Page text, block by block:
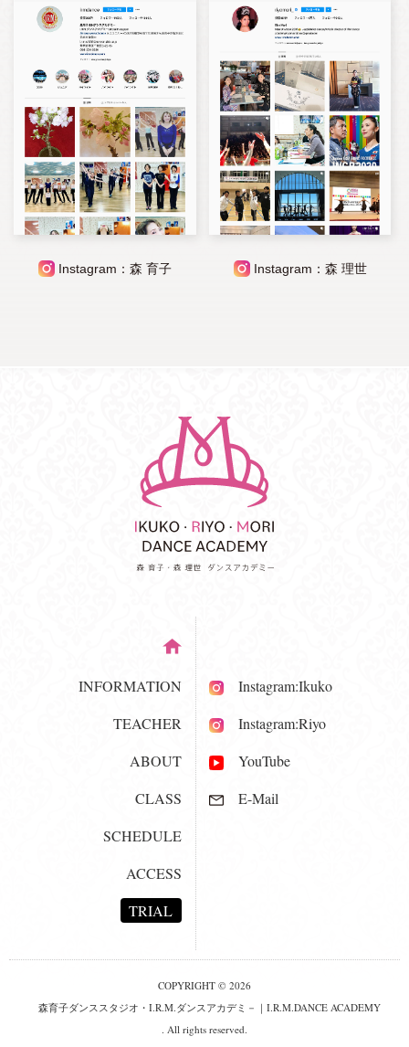
Instagram：森 育子 Instagram：森 理世
INFORMATION
TEACHER
ABOUT
CLASS
SCHEDULE
ACCESS
TRIAL
Instagram:Ikuko
Instagram:Riyo
YouTube
E-Mail
COPYRIGHT © 2026
森育子ダンススタジオ・I.R.M.ダンスアカデミ－｜I.R.M.DANCE ACADEMY
. All rights reserved.